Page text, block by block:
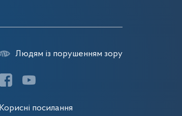
Людям із порушенням зору
Корисні посилання